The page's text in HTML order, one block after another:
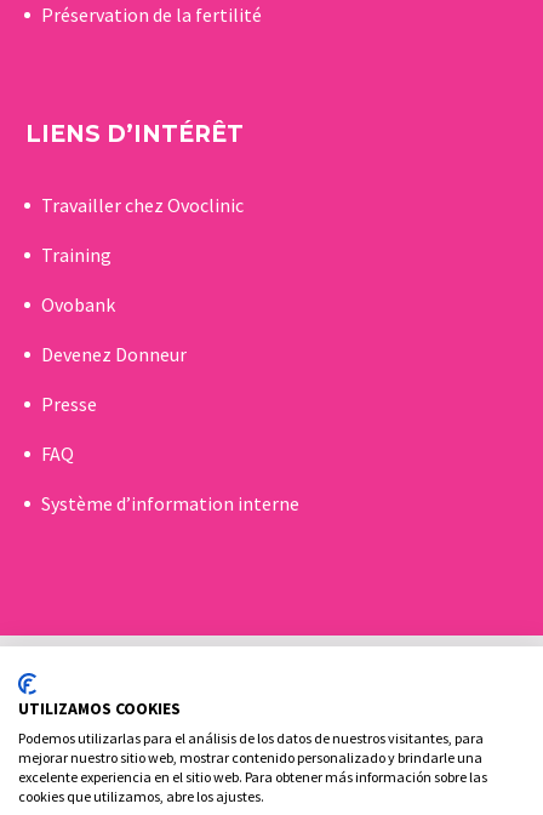
Préservation de la fertilité
LIENS D’INTÉRÊT
Travailler chez Ovoclinic
Training
Ovobank
Devenez Donneur
Presse
FAQ
Système d’information interne
Politique de Cookies
Politique de confidentialité
UTILIZAMOS COOKIES
Podemos utilizarlas para el análisis de los datos de nuestros visitantes, para
mejorar nuestro sitio web, mostrar contenido personalizado y brindarle una
excelente experiencia en el sitio web. Para obtener más información sobre las
cookies que utilizamos, abre los ajustes.